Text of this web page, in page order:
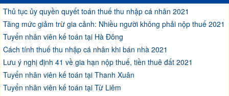
Thủ tục ủy quyền quyết toán thuế thu nhập cá nhân 2021
Tăng mức giảm trừ gia cảnh: Nhiều người không phải nộp thuế 2021
Tuyển nhân viên kế toán tại Hà Đông
Cách tính thuế thu nhập cá nhân khi bán nhà 2021
Lưu ý nghị định 41 về gia hạn nộp thuế, tiền thuê đất 2021
Tuyển nhân viên kế toán tại Thanh Xuân
Tuyển nhân viên kế toán tại Từ Liêm